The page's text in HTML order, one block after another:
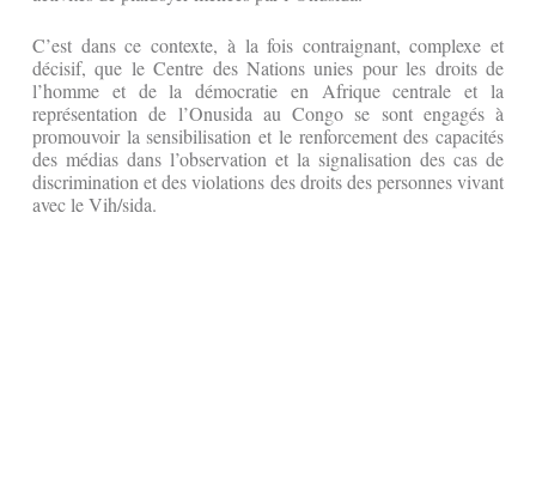
C’est dans ce contexte, à la fois contraignant, complexe et
décisif, que le Centre des Nations unies pour les droits de
l’homme et de la démocratie en Afrique centrale et la
représentation de l’Onusida au Congo se sont engagés à
promouvoir la sensibilisation et le renforcement des capacités
des médias dans l’observation et la signalisation des cas de
discrimination et des violations des droits des personnes vivant
avec le Vih/sida.